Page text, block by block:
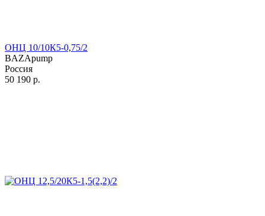
ОНЦ 10/10К5-0,75/2
BAZApump
Россия
50 190 р.